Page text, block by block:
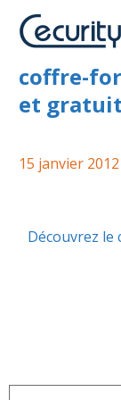
MAAF
coffre-
et gratuit
15 janvier 2012
Découvrez